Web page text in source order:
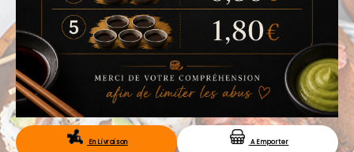
NOTRE RESTAURANT
VOS AVIS
MENTIONS LÉGALES
C.G.V
RÉSERVATIONEn Livraison A Emporter